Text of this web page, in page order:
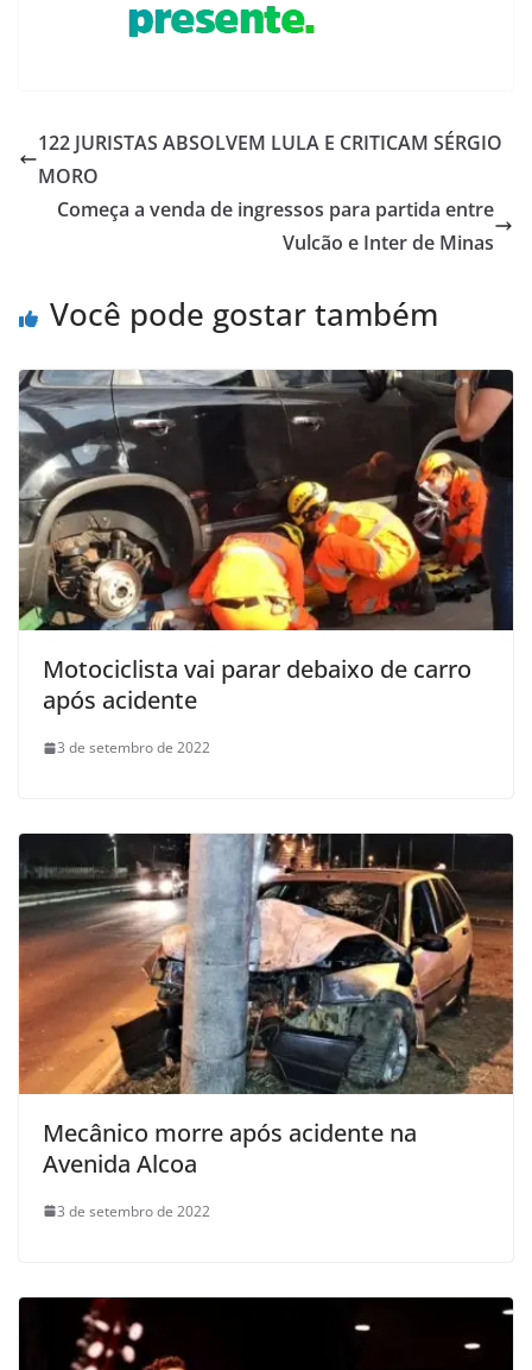
122 JURISTAS ABSOLVEM LULA E CRITICAM SÉRGIO
MORO
Começa a venda de ingressos para partida entre
Vulcão e Inter de Minas
Você pode gostar também
Motociclista vai parar debaixo de carro
após acidente
3 de setembro de 2022
Mecânico morre após acidente na
Avenida Alcoa
3 de setembro de 2022